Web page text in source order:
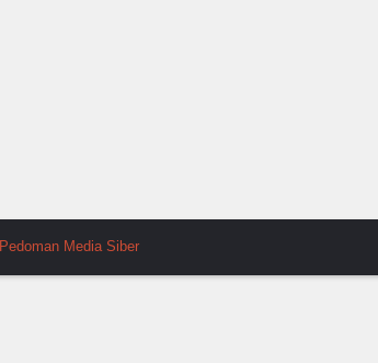
Pedoman Media Siber